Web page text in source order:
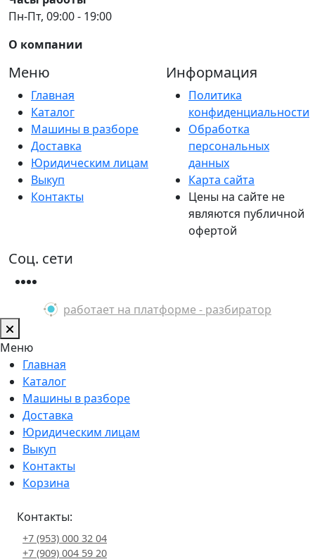
Пн-Пт, 09:00 - 19:00
О компании
Меню
Главная
Каталог
Машины в разборе
Доставка
Юридическим лицам
Выкуп
Контакты
Информация
Политика
конфиденциальности
Обработка
персональных
данных
Карта сайта
Цены на сайте не
являются публичной
офертой
Соц. сети
работает на платформе - разбиратор
Меню
Главная
Каталог
Машины в разборе
Доставка
Юридическим лицам
Выкуп
Контакты
Корзина
Контакты:
+7 (953) 000 32 04
+7 (909) 004 59 20